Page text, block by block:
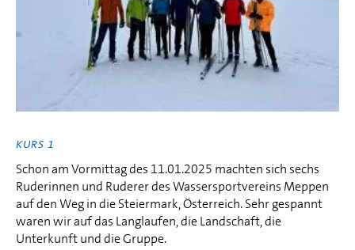
KURS 1
Schon am Vormittag des 11.01.2025 machten sich sechs
Ruderinnen und Ruderer des Wassersportvereins Meppen
auf den Weg in die Steiermark, Österreich. Sehr gespannt
waren wir auf das Langlaufen, die Landschaft, die
Unterkunft und die Gruppe.